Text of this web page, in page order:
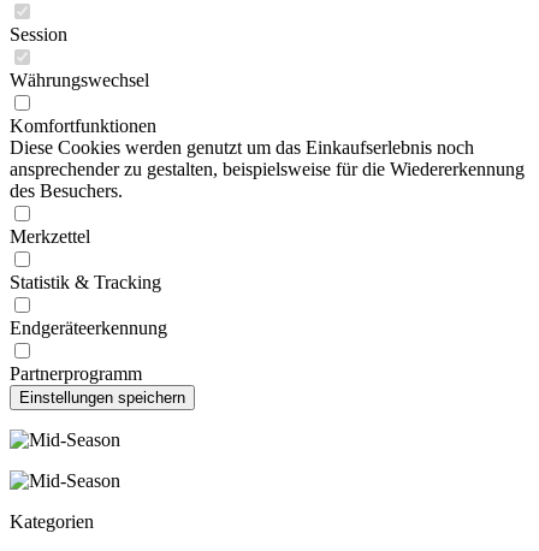
Session
Währungswechsel
Komfortfunktionen
Diese Cookies werden genutzt um das Einkaufserlebnis noch
ansprechender zu gestalten, beispielsweise für die Wiedererkennung
des Besuchers.
Merkzettel
Statistik & Tracking
Endgeräteerkennung
Partnerprogramm
Kategorien